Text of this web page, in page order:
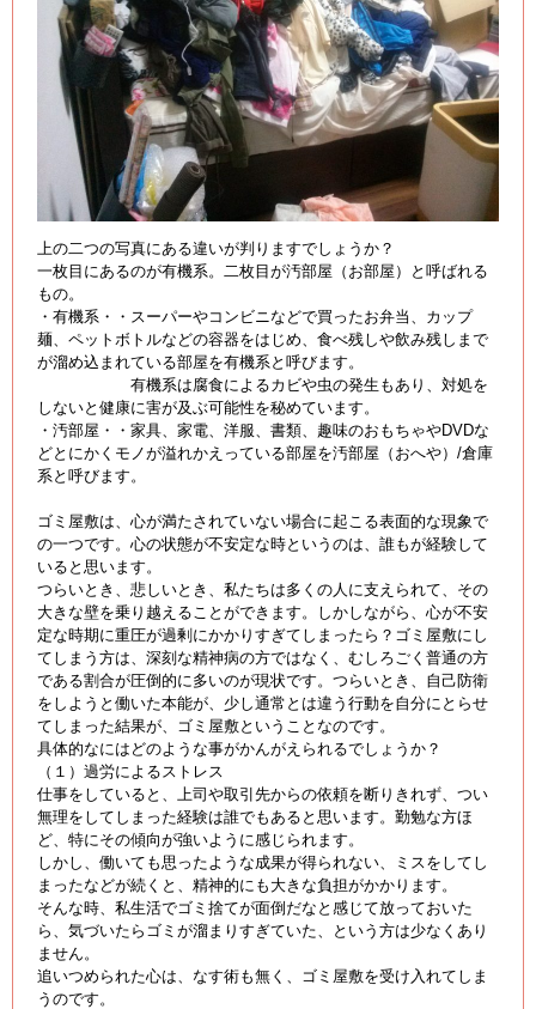
上の二つの写真にある違いが判りますでしょうか？
一枚目にあるのが有機系。二枚目が汚部屋（お部屋）と呼ばれる
もの。
・有機系・・スーパーやコンビニなどで買ったお弁当、カップ
麺、ペットボトルなどの容器をはじめ、食べ残しや飲み残しまで
が溜め込まれている部屋を有機系と呼びます。
有機系は腐食によるカビや虫の発生もあり、対処を
しないと健康に害が及ぶ可能性を秘めています。
・汚部屋・・家具、家電、洋服、書類、趣味のおもちゃやDVDな
どとにかくモノが溢れかえっている部屋を汚部屋（おへや）/倉庫
系と呼びます。
ゴミ屋敷は、心が満たされていない場合に起こる表面的な現象で
の一つです。心の状態が不安定な時というのは、誰もが経験して
いると思います。
つらいとき、悲しいとき、私たちは多くの人に支えられて、その
大きな壁を乗り越えることができます。しかしながら、心が不安
定な時期に重圧が過剰にかかりすぎてしまったら？ゴミ屋敷にし
てしまう方は、深刻な精神病の方ではなく、むしろごく普通の方
である割合が圧倒的に多いのが現状です。つらいとき、自己防衛
をしようと働いた本能が、少し通常とは違う行動を自分にとらせ
てしまった結果が、ゴミ屋敷ということなのです。
具体的なにはどのような事がかんがえられるでしょうか？
（１）過労によるストレス
仕事をしていると、上司や取引先からの依頼を断りきれず、つい
無理をしてしまった経験は誰でもあると思います。勤勉な方ほ
ど、特にその傾向が強いように感じられます。
しかし、働いても思ったような成果が得られない、ミスをしてし
まったなどが続くと、精神的にも大きな負担がかかります。
そんな時、私生活でゴミ捨てが面倒だなと感じて放っておいた
ら、気づいたらゴミが溜まりすぎていた、という方は少なくあり
ません。
追いつめられた心は、なす術も無く、ゴミ屋敷を受け入れてしま
うのです。